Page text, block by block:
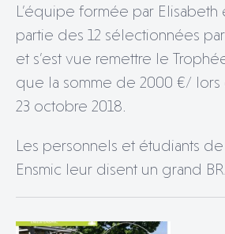
L’équipe formée par Elisabeth
partie des 12 sélectionnées
et s’est vue remettre le
que la somme de 2000 €/ lors
23 octobre 2018.
Les personnels et étudiants de
Ensmic leur disent un grand